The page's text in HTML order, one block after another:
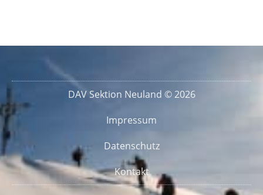
DAV Sektion Neuland © 2026
Impressum
Datenschutz
Kontakt